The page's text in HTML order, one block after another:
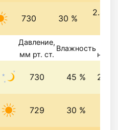
730 30 %
2.4
Давление,
мм рт. ст.
Влажность
730 45 % 2.5
729 30 %